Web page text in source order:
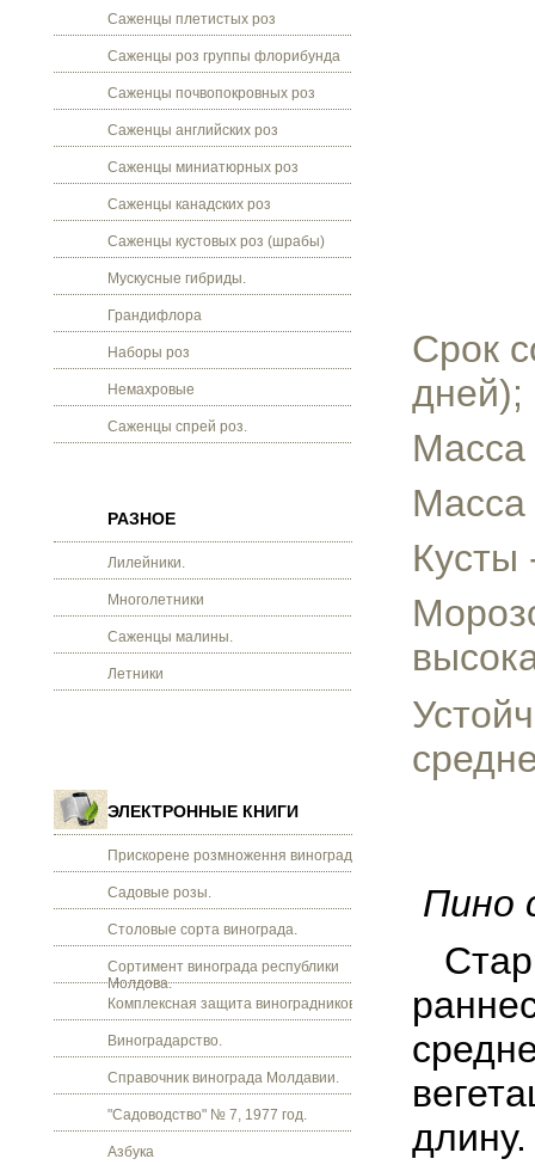
Саженцы плетистых роз
Саженцы роз группы флорибунда
Саженцы почвопокровных роз
Саженцы английских роз
Саженцы миниатюрных роз
Саженцы канадских роз
Саженцы кустовых роз (шрабы)
Мускусные гибриды.
Грандифлора
Наборы роз
Немахровые
Саженцы спрей роз.
РАЗНОЕ
Лилейники.
Многолетники
Саженцы малины.
Летники
ЭЛЕКТРОННЫЕ КНИГИ
Прискорене розмноження винограду.
Садовые розы.
Столовые сорта винограда.
Сортимент винограда республики
Молдова.
Комплексная защита виноградников.
Виноградарство.
Справочник винограда Молдавии.
"Садоводство" № 7, 1977 год.
Азбука
Срок
дней);
Масса
Масса
Кусты
Пино